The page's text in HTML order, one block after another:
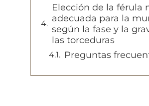
Elección de la férula
adecuada para la
según la fase y la
las torceduras
Preguntas